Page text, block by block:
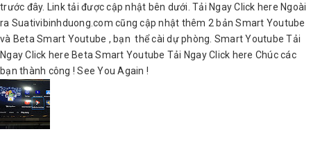
trước đây. Link tải được cập nhật bên dưới. Tải Ngay Click here Ngoài
ra Suativibinhduong.com cũng cập nhật thêm 2 bản Smart Youtube
và Beta Smart Youtube , bạn thể cài dự phòng. Smart Youtube Tải
Ngay Click here Beta Smart Youtube Tải Ngay Click here Chúc các
bạn thành công ! See You Again !